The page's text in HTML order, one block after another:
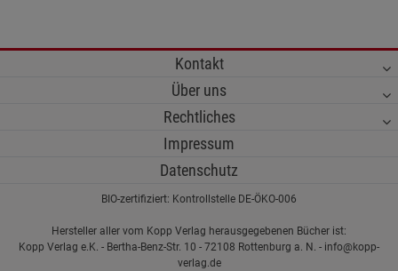
Kontakt
Über uns
Rechtliches
Impressum
Datenschutz
BIO-zertifiziert: Kontrollstelle DE-ÖKO-006
Hersteller aller vom Kopp Verlag herausgegebenen Bücher ist:
Kopp Verlag e.K. - Bertha-Benz-Str. 10 - 72108 Rottenburg a. N. - info@kopp-
verlag.de